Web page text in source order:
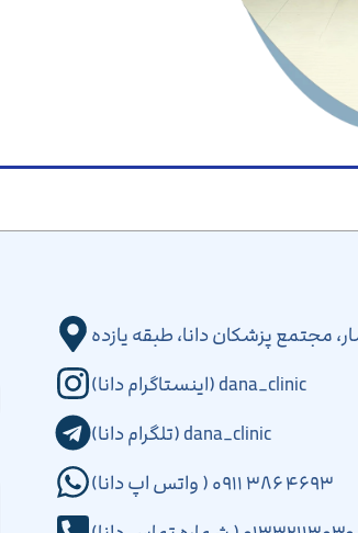
مجتمع پزشکان دانا، طبقه یازده
dana_clinic (اینستاگرام دانا)
dana_clinic (تلگرام دانا)
۴۶۹۳ ۳۸۶ ۰۹۱۱ ( واتس اپ دانا)